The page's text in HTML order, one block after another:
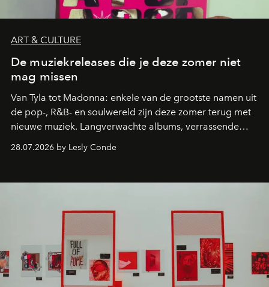
ART & CULTURE
De muziekreleases die je deze zomer niet
mag missen
Van Tyla tot Madonna: enkele van de grootste namen uit
de pop-, R&B- en soulwereld zijn deze zomer terug met
nieuwe muziek. Langverwachte albums, verrassende
de releases die je niet mag missen.
28.07.2026 by Lesly Conde